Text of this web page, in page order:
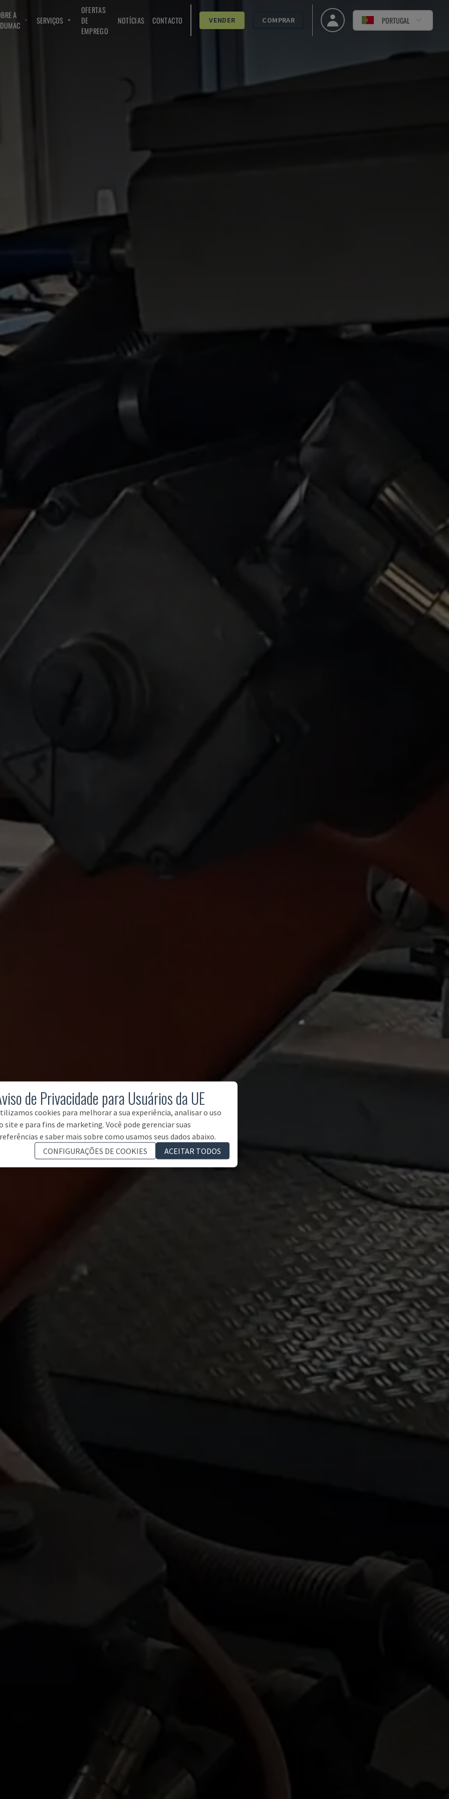
A
SERVIÇOS
OFERTAS
DE
EMPREGO
NOTÍCIAS CONTACTO VENDER COMPRAR PORTUGAL
de Privacidade para Usuários da UE
cookies para melhorar a sua experiência, analisar o uso
site e para fins de marketing. Você pode gerenciar suas
e saber mais sobre como usamos seus dados abaixo.
CONFIGURAÇÕES DE COOKIES
ACEITAR TODOS